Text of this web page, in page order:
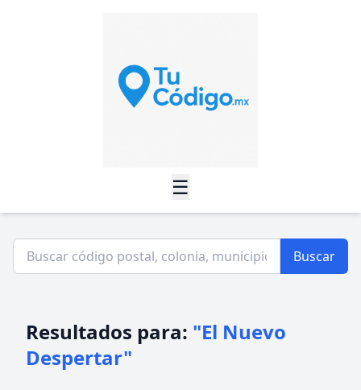
☰
Buscar
Resultados para: "El Nuevo
Despertar"